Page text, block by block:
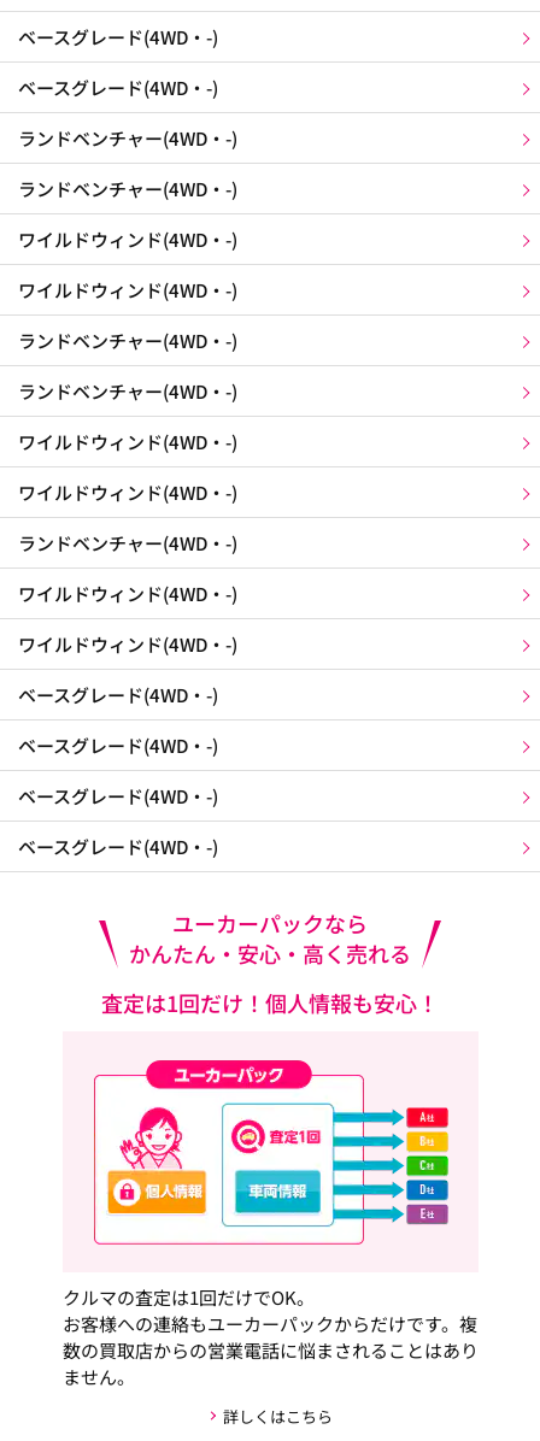
ベースグレード(4WD・-)
ベースグレード(4WD・-)
ランドベンチャー(4WD・-)
ランドベンチャー(4WD・-)
ワイルドウィンド(4WD・-)
ワイルドウィンド(4WD・-)
ランドベンチャー(4WD・-)
ランドベンチャー(4WD・-)
ワイルドウィンド(4WD・-)
ワイルドウィンド(4WD・-)
ランドベンチャー(4WD・-)
ワイルドウィンド(4WD・-)
ワイルドウィンド(4WD・-)
ベースグレード(4WD・-)
ベースグレード(4WD・-)
ベースグレード(4WD・-)
ベースグレード(4WD・-)
ユーカーパックなら
かんたん・安心・高く売れる
査定は1回だけ！個人情報も安心！
クルマの査定は1回だけでOK。
お客様への連絡もユーカーパックからだけです。複
数の買取店からの営業電話に悩まされることはあり
ません。
詳しくはこちら